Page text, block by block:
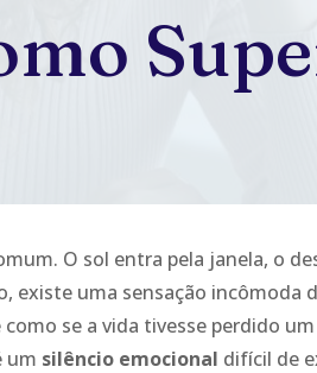
O sol entra pela janela, o
existe uma sensação incômoda
se a vida tivesse perdido
um silêncio emocional difícil de